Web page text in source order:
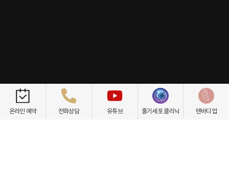
개인정보취급방침 이용약관 환자권리장전 비급여항목
온라인 예약 전화상담 유튜브 줄기세포 클리닉 텐바디업